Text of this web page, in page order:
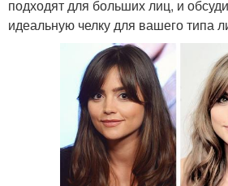
подходят для больших лиц, и
идеальную челку для вашего типа